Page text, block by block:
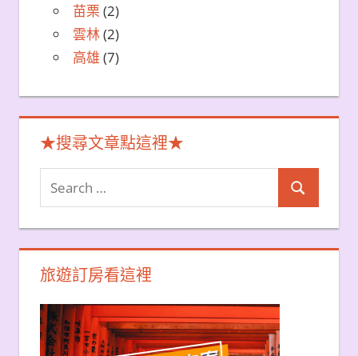
苗栗 (2)
雲林(2)
高雄 (7)
★搜尋文章點這裡★
Search
for:
Search
旅遊訂房看這裡